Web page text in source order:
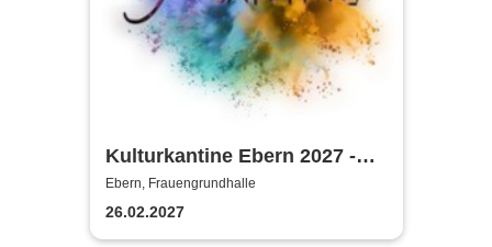
Kulturkantine Ebern 2027 -
Purer Zufall
Ebern, Frauengrundhalle
26.02.2027